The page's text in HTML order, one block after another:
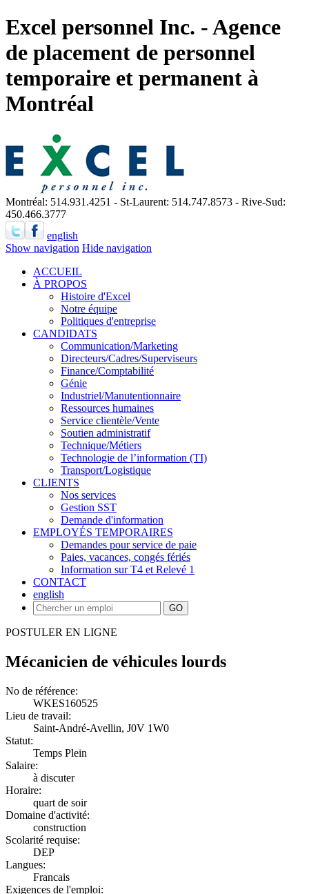
Excel personnel Inc. - Agence
de placement de personnel
temporaire et permanent à
Montréal
Montréal: 514.931.4251 - St-Laurent: 514.747.8573 - Rive-Sud:
450.466.3777
english
Show navigation Hide navigation
ACCUEIL
À PROPOS
Histoire d'Excel
Notre équipe
Politiques d'entreprise
CANDIDATS
Communication/Marketing
Directeurs/Cadres/Superviseurs
Finance/Comptabilité
Génie
Industriel/Manutentionnaire
Ressources humaines
Service clientèle/Vente
Soutien administratif
Technique/Métiers
Technologie de l’information (TI)
Transport/Logistique
CLIENTS
Nos services
Gestion SST
Demande d'information
EMPLOYÉS TEMPORAIRES
Demandes pour service de paie
Paies, vacances, congés fériés
Information sur T4 et Relevé 1
CONTACT
english
POSTULER EN LIGNE
Mécanicien de véhicules lourds
No de référence:
WKES160525
Lieu de travail:
Saint-André-Avellin, J0V 1W0
Statut:
Temps Plein
Salaire:
à discuter
Horaire:
quart de soir
Domaine d'activité:
construction
Scolarité requise:
DEP
Langues:
Francais
Exigences de l'emploi: